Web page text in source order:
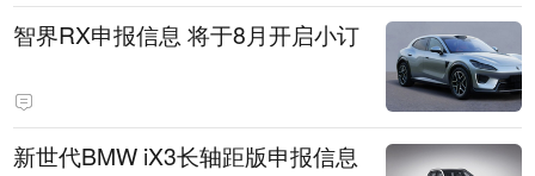
智界RX申报信息 将于8月开启小订
新世代BMW iX3长轴距版申报信息